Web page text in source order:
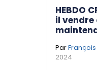
HEBDO
il
ParFrançois
2024